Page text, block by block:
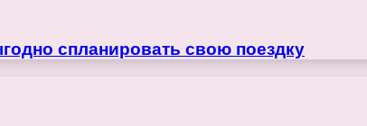
спланировать свою поездку